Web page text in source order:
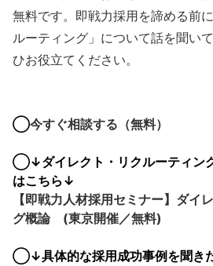
無料です。即戦力採用を諦める前
ルーティング」について話を聞い
ひお役立てください。
◯今すぐ相談する（無料）
◯↓ダイレクト・リクルーティン
はこちら↓
【即戦力人材採用セミナー】ダイ
グ概論 (東京開催／無料)
◯↓具体的な採用成功事例を聞き